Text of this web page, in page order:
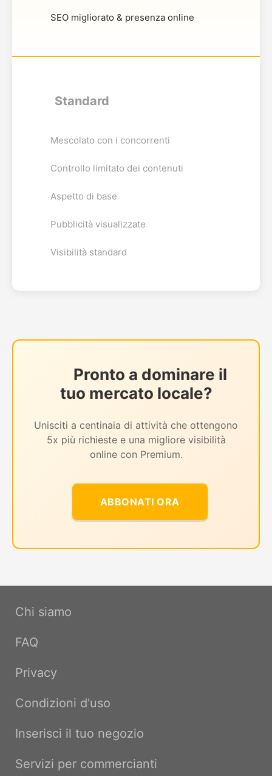
SEO migliorato & presenza online
Standard
Mescolato con i concorrenti
Controllo limitato dei contenuti
Aspetto di base
Pubblicità visualizzate
Visibilità standard
Pronto a dominare il
tuo mercato locale?
Unisciti a centinaia di attività che ottengono
5x più richieste e una migliore visibilità
online con Premium.
ABBONATI ORA
Chi siamo
FAQ
Privacy
Condizioni d'uso
Inserisci il tuo negozio
Servizi per commercianti